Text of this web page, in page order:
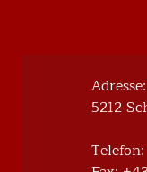
5212
Telefon: